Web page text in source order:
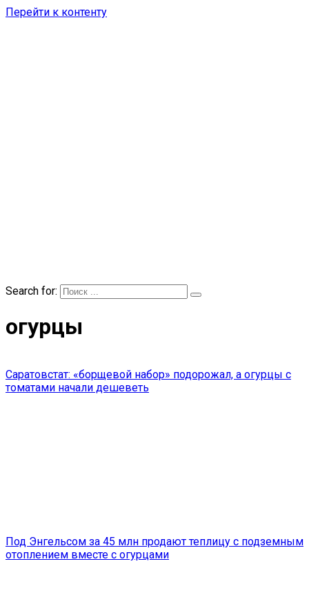
Перейти к контенту
Search for:
огурцы
Саратовстат: «борщевой набор» подорожал, а огурцы с
томатами начали дешеветь
Под Энгельсом за 45 млн продают теплицу с подземным
отоплением вместе с огурцами